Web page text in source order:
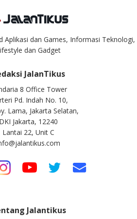
Aplikasi dan Games, Informasi Teknologi,
dan Gadget
JalanTikus
8 Office Tower
Pd. Indah No. 10,
Lama, Jakarta Selatan,
DKI Jakarta, 12240
Lantai 22, Unit C
Jalantikus